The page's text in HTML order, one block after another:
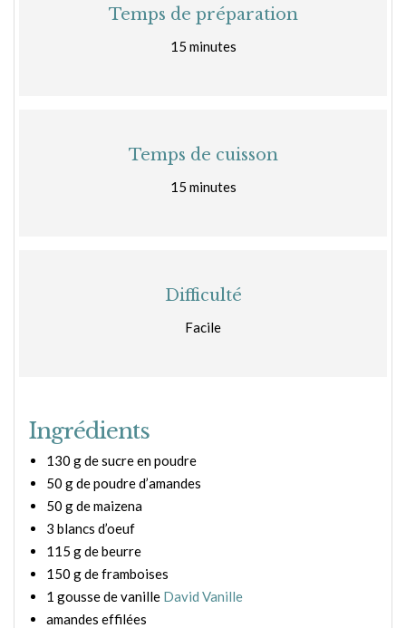
Temps de préparation
15 minutes
Temps de cuisson
15 minutes
Difficulté
Facile
Ingrédients
130 g de sucre en poudre
50 g de poudre d’amandes
50 g de maizena
3 blancs d’oeuf
115 g de beurre
150 g de framboises
1 gousse de vanille David Vanille
amandes effilées